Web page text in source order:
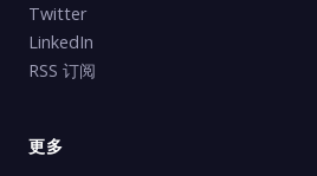
Twitter
LinkedIn
RSS 订阅
更多